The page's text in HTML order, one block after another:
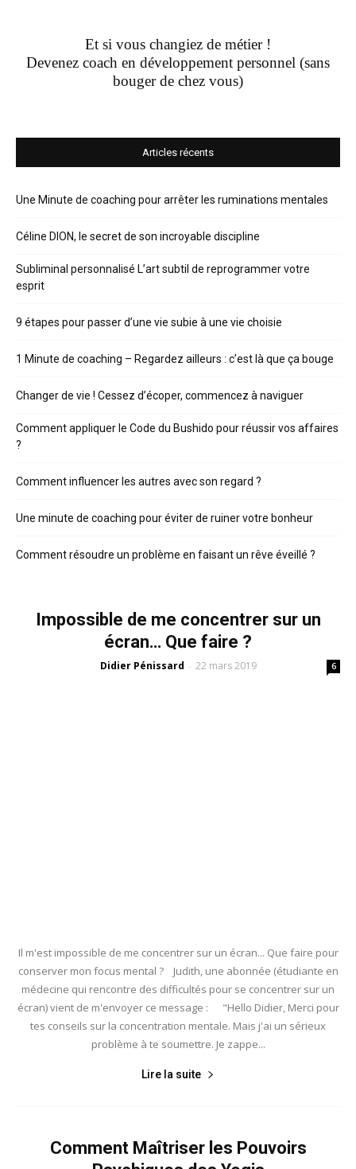
Et si vous changiez de métier !
Devenez coach en développement personnel (sans
bouger de chez vous)
Articles récents
Une Minute de coaching pour arrêter les ruminations mentales
Céline DION, le secret de son incroyable discipline
Subliminal personnalisé L’art subtil de reprogrammer votre
esprit
9 étapes pour passer d’une vie subie à une vie choisie
1 Minute de coaching – Regardez ailleurs : c’est là que ça bouge
Changer de vie ! Cessez d’écoper, commencez à naviguer
Comment appliquer le Code du Bushido pour réussir vos affaires
?
Comment influencer les autres avec son regard ?
Une minute de coaching pour éviter de ruiner votre bonheur
Comment résoudre un problème en faisant un rêve éveillé ?
Impossible de me concentrer sur un
écran… Que faire ?
Didier Pénissard - 22 mars 2019 6
Il m'est impossible de me concentrer sur un écran... Que faire pour
conserver mon focus mental ? Judith, une abonnée (étudiante en
médecine qui rencontre des difficultés pour se concentrer sur un
écran) vient de m'envoyer ce message : "Hello Didier, Merci pour
tes conseils sur la concentration mentale. Mais j'ai un sérieux
problème à te soumettre. Je zappe...
Lire la suite
Comment Maîtriser les Pouvoirs